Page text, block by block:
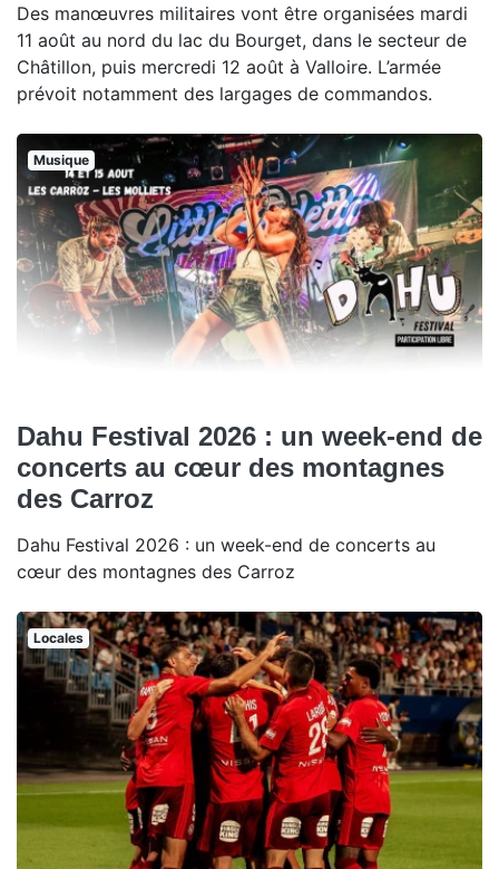
Des manœuvres militaires vont être organisées mardi
11 août au nord du lac du Bourget, dans le secteur de
Châtillon, puis mercredi 12 août à Valloire. L’armée
prévoit notamment des largages de commandos.
Musique
Dahu Festival 2026 : un week-end de
concerts au cœur des montagnes
des Carroz
Dahu Festival 2026 : un week-end de concerts au
cœur des montagnes des Carroz
Locales